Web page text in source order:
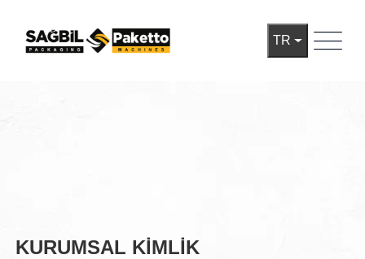
TR
KURUMSAL KIMLIK